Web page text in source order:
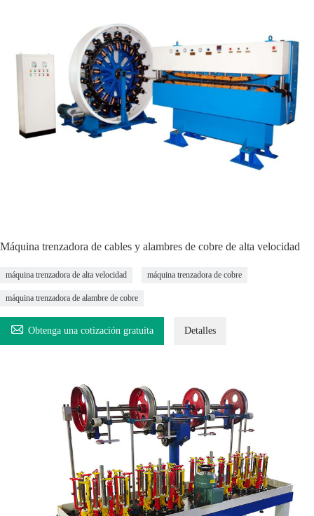
Máquina trenzadora de cables y alambres de cobre de alta velocidad
máquina trenzadora de alta velocidad máquina trenzadora de cobre
máquina trenzadora de alambre de cobre
 Obtenga una cotización gratuita Detalles